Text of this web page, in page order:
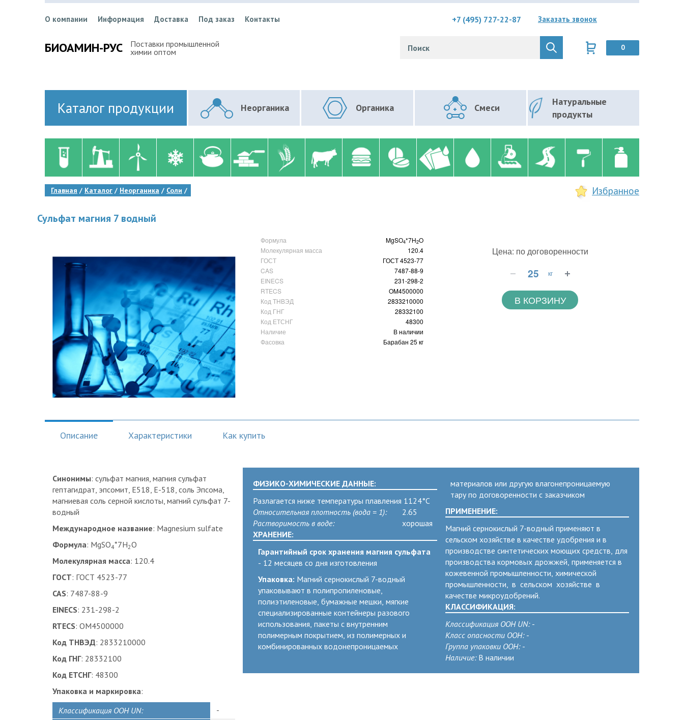
О компании Информация Доставка Под заказ Контакты +7 (495) 727-22-87 Заказать звонок
БИОАМИН-РУС
Поставки промышленной
химии оптом
0
Каталог продукции Неорганика Органика Смеси
Натуральные
продукты
Избранное
Главная Каталог Неорганика Соли
Сульфат магния 7 водный
Формула MgSO4*7H2O
Молекулярная масса
120.4
ГОСТ
ГОСТ 4523-77
CAS
7487-88-9
EINECS
231-298-2
RTECS
OM4500000
Код ТНВЭД
2833210000
Код ГНГ
28332100
Код ЕТСНГ
48300
Наличие
В наличии
Фасовка
Барабан 25 кг
Цена: по договоренности
кг
В КОРЗИНУ
Описание Характеристики Как купить
Синонимы: сульфат магния, магния сульфат
гептагидрат, эпсомит, Е518, Е-518, соль Эпсома,
магниевая соль серной кислоты, магний сульфат 7-
водный
Международное название: Magnesium sulfate
Формула: MgSO4*7H2O
Молекулярная масса: 120.4
ГОСТ: ГОСТ 4523-77
CAS: 7487-88-9
EINECS: 231-298-2
RTECS: OM4500000
Код ТНВЭД: 2833210000
Код ГНГ: 28332100
Код ЕТСНГ: 48300
Упаковка и маркировка:
Классификация ООН UN:
-
ФИЗИКО-ХИМИЧЕСКИЕ ДАННЫЕ:
Разлагается ниже температуры плавления 1124°C
Относительная плотность (вода = 1):
2.65
Растворимость в воде:
хорошая
ХРАНЕНИЕ:
Гарантийный срок хранения магния сульфата
- 12 месяцев со дня изготовления
Упаковка: Магний сернокислый 7-водный
упаковывают в полипропиленовые,
полиэтиленовые, бумажные мешки, мягкие
специализированные контейнеры разового
использования, пакеты с внутренним
полимерным покрытием, из полимерных и
комбинированных водонепроницаемых
материалов или другую влагонепроницаемую
тару по договоренности с заказчиком
ПРИМЕНЕНИЕ:
Магний сернокислый 7-водный применяют в
сельском хозяйстве в качестве удобрения и в
производстве синтетических моющих средств, для
производства кормовых дрожжей, применяется в
кожевенной промышленности, химической
промышленности, в сельском хозяйстве в
качестве микроудобрений.
КЛАССИФИКАЦИЯ:
Классификация ООН UN:-
Класс опасности ООН:-
Группа упаковки ООН:-
Наличие:В наличии